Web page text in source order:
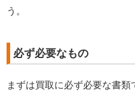
う。
必ず必要なもの
まずは買取に必ず必要な書